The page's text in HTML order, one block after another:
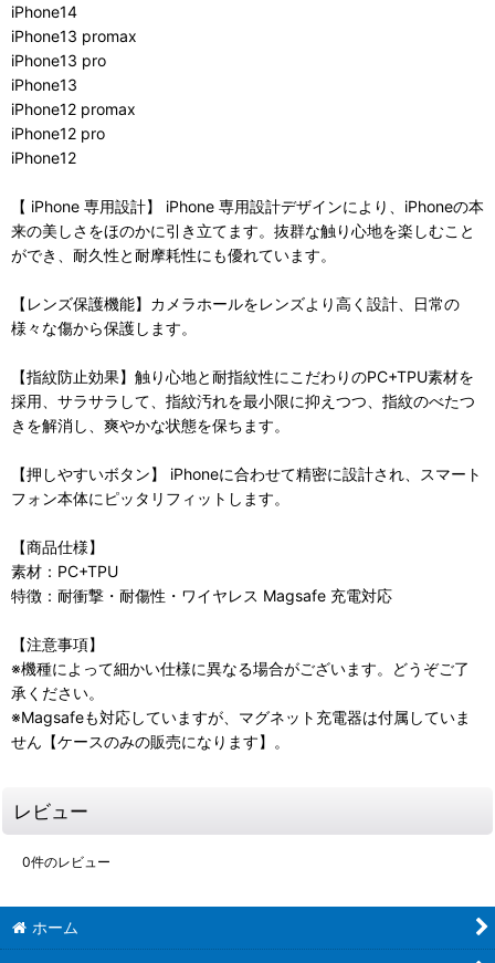
iPhone14
iPhone13 promax
iPhone13 pro
iPhone13
iPhone12 promax
iPhone12 pro
iPhone12
【 iPhone 専用設計】 iPhone 専用設計デザインにより、iPhoneの本
来の美しさをほのかに引き立てます。抜群な触り心地を楽しむこと
ができ、耐久性と耐摩耗性にも優れています。
【レンズ保護機能】カメラホールをレンズより高く設計、日常の
様々な傷から保護します。
【指紋防止効果】触り心地と耐指紋性にこだわりのPC+TPU素材を
採用、サラサラして、指紋汚れを最小限に抑えつつ、指紋のべたつ
きを解消し、爽やかな状態を保ちます。
【押しやすいボタン】 iPhoneに合わせて精密に設計され、スマート
フォン本体にピッタリフィットします。
【商品仕様】
素材：PC+TPU
特徴：耐衝撃・耐傷性・ワイヤレス Magsafe 充電対応
【注意事項】
※機種によって細かい仕様に異なる場合がございます。どうぞご了
承ください。
※Magsafeも対応していますが、マグネット充電器は付属していま
せん【ケースのみの販売になります】。
レビュー
0件のレビュー
ホーム